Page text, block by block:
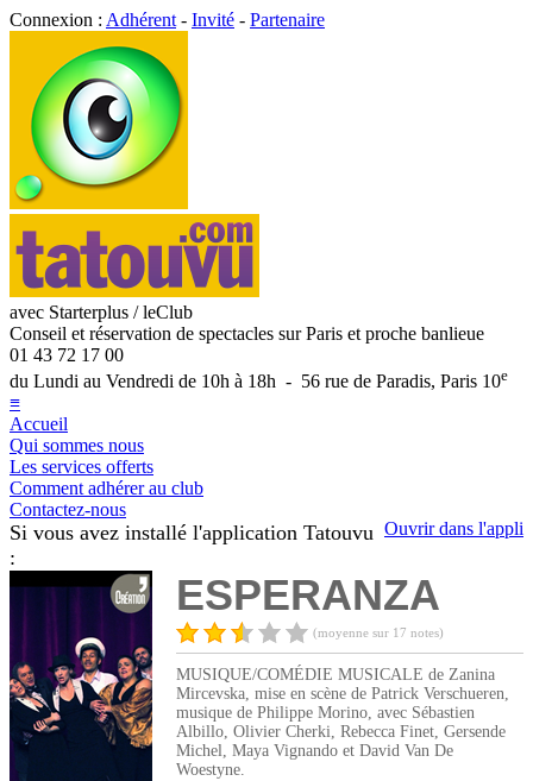
Connexion : Adhérent - Invité - Partenaire
avec Starterplus / leClub
Conseil et réservation de spectacles sur Paris et proche banlieue
01 43 72 17 00
du Lundi au Vendredi de 10h à 18h - 56 rue de Paradis, Paris 10e
≡
Accueil
Qui sommes nous
Les services offerts
Comment adhérer au club
Contactez-nous
Ouvrir dans l'appli
Si vous avez installé l'application Tatouvu
:
ESPERANZA
(moyenne sur 17 notes)
MUSIQUE/COMÉDIE MUSICALE de Zanina
Mircevska, mise en scène de Patrick Verschueren,
musique de Philippe Morino, avec Sébastien
Albillo, Olivier Cherki, Rebecca Finet, Gersende
Michel, Maya Vignando et David Van De
Woestyne.